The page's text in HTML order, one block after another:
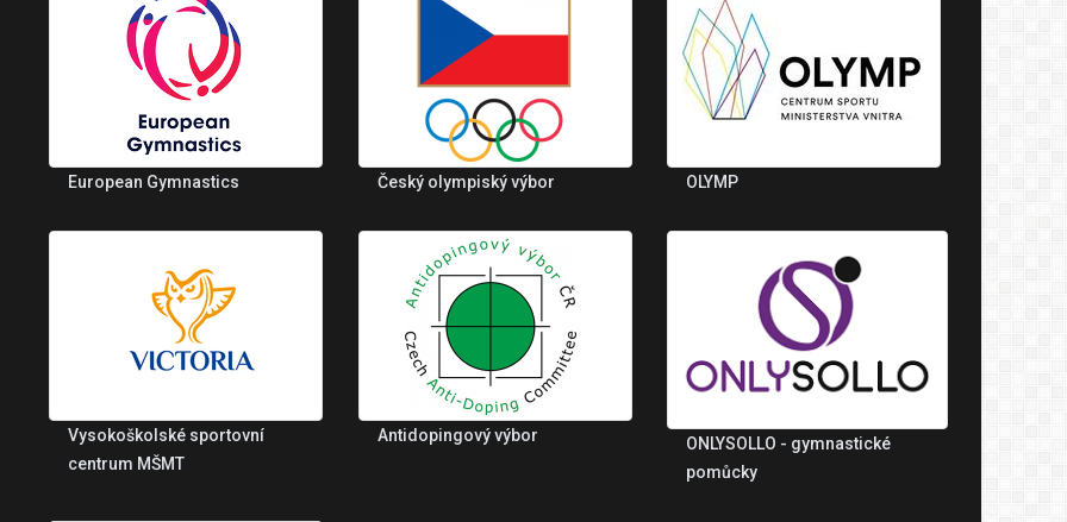
European Gymnastics Český olympiský výbor OLYMP
Vysokoškolské sportovní
centrum MŠMT
Antidopingový výbor
ONLYSOLLO - gymnastické
pomůcky